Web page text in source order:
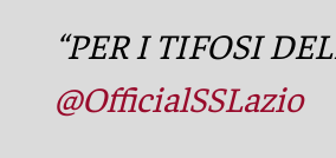
“PER I TIFOSI
@OfficialSSLazio